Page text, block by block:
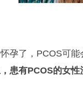
孕了，PCOS可
患有PCOS的女